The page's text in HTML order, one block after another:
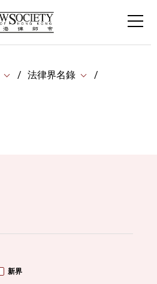
法律界名錄
新界